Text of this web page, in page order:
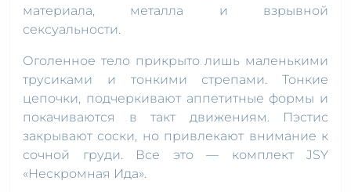
материала, металла и взрывной
сексуальности.
Оголенное тело прикрыто лишь маленькими
трусиками и тонкими стрепами. Тонкие
цепочки, подчеркивают аппетитные формы и
покачиваются в такт движениям. Пэстис
закрывают соски, но привлекают внимание к
сочной груди. Все это — комплект JSY
«Нескромная Ида».